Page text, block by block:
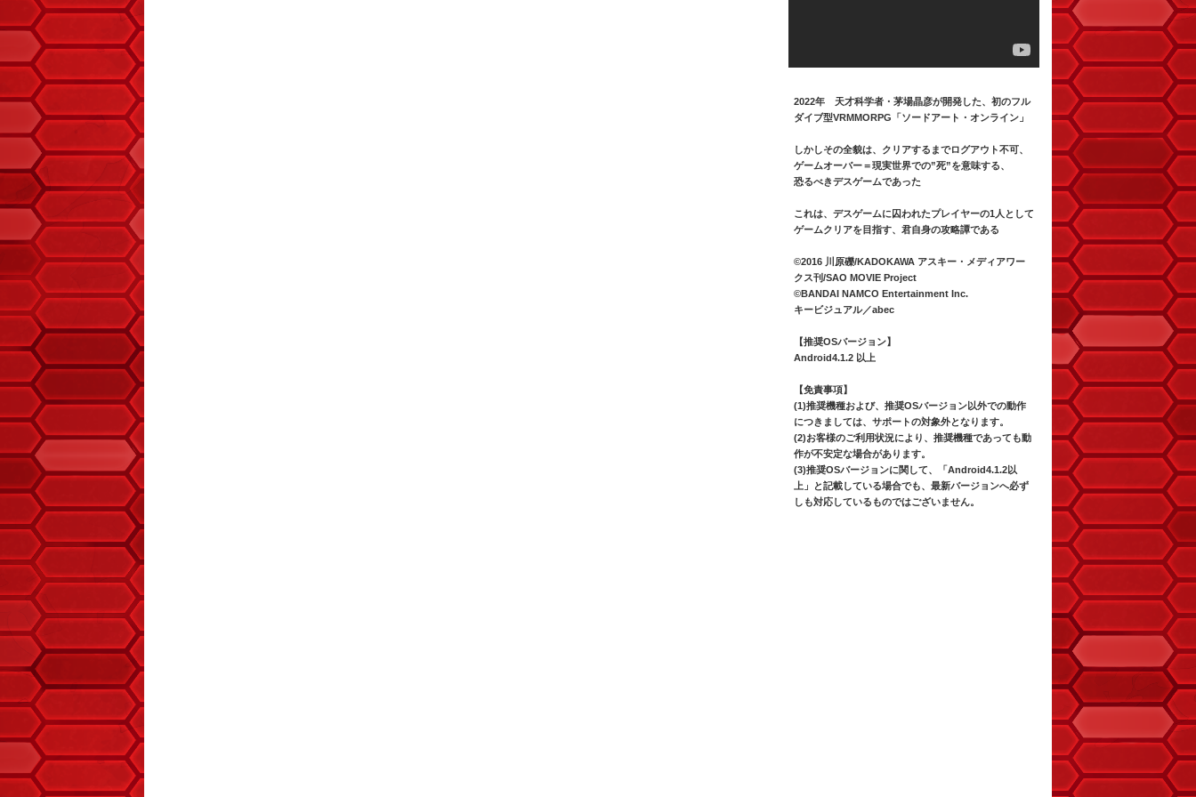
2022年 天才科学者・茅場晶彦が開発した、初のフル
ダイブ型VRMMORPG「ソードアート・オンライン」
しかしその全貌は、クリアするまでログアウト不可、
ゲームオーバー＝現実世界での”死”を意味する、
恐るべきデスゲームであった
これは、デスゲームに囚われたプレイヤーの1人として
ゲームクリアを目指す、君自身の攻略譚である
©2016 川原礫/KADOKAWA アスキー・メディアワー
クス刊/SAO MOVIE Project
©BANDAI NAMCO Entertainment Inc.
キービジュアル／abec
【推奨OSバージョン】
Android4.1.2 以上
【免責事項】
(1)推奨機種および、推奨OSバージョン以外での動作
につきましては、サポートの対象外となります。
(2)お客様のご利用状況により、推奨機種であっても動
作が不安定な場合があります。
(3)推奨OSバージョンに関して、「Android4.1.2以
上」と記載している場合でも、最新バージョンへ必ず
しも対応しているものではございません。